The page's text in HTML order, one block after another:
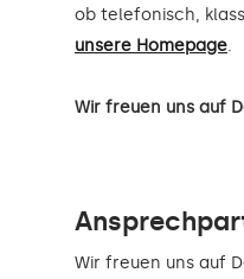
ob telefonisch,
unsere Homepage.
Wir freuen uns auf
Wir freuen uns auf